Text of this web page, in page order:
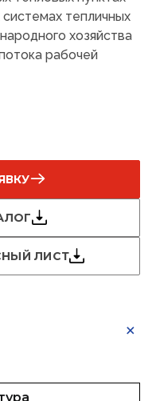
тепличных
хозяйства
рабочей
ЛИСТ